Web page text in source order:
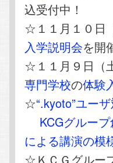
込受付中！
☆１１月１０日
入学説明会を開
☆１１月９日（
専門学校の体験
☆“.kyoto”ユー
KCGグルー
による講演の模
☆ＫＣＧグルー